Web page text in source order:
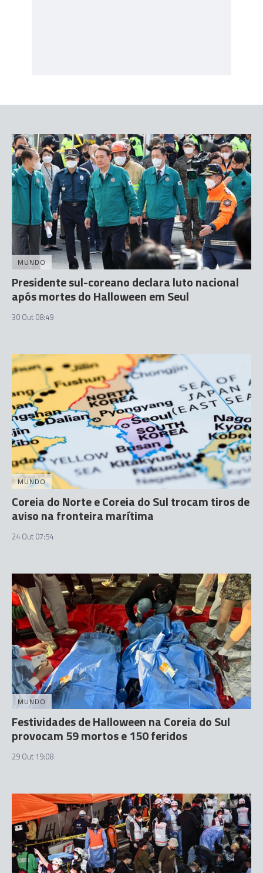
MUNDO
Presidente sul-coreano declara luto nacional
após mortes do Halloween em Seul
30 Out 08:49
MUNDO
Coreia do Norte e Coreia do Sul trocam tiros de
aviso na fronteira marítima
24 Out 07:54
MUNDO
Festividades de Halloween na Coreia do Sul
provocam 59 mortos e 150 feridos
29 Out 19:08